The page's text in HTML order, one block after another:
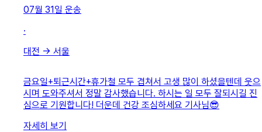
07월 31일 운송
·
대전 → 서울
금요일+퇴근시간+휴가철 모두 겹쳐서 고생 많이 하셨을텐데 웃으
시며 도와주셔서 정말 감사했습니다. 하시는 일 모두 잘되시길 진
심으로 기원합니다! 더운데 건강 조심하세요 기사님😎
자세히 보기